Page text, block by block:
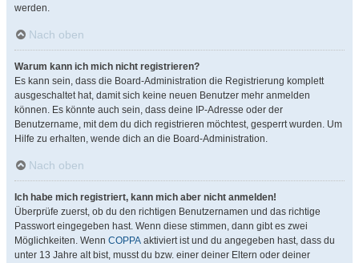
werden.
Nach oben
Warum kann ich mich nicht registrieren?
Es kann sein, dass die Board-Administration die Registrierung komplett
ausgeschaltet hat, damit sich keine neuen Benutzer mehr anmelden
können. Es könnte auch sein, dass deine IP-Adresse oder der
Benutzername, mit dem du dich registrieren möchtest, gesperrt wurden. Um
Hilfe zu erhalten, wende dich an die Board-Administration.
Nach oben
Ich habe mich registriert, kann mich aber nicht anmelden!
Überprüfe zuerst, ob du den richtigen Benutzernamen und das richtige
Passwort eingegeben hast. Wenn diese stimmen, dann gibt es zwei
Möglichkeiten. Wenn COPPA aktiviert ist und du angegeben hast, dass du
unter 13 Jahre alt bist, musst du bzw. einer deiner Eltern oder deiner